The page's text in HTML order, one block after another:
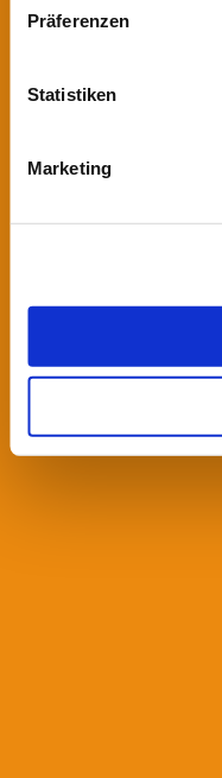
Präferenzen
Statistiken
Marketing